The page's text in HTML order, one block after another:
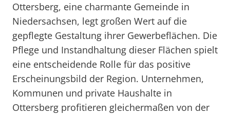
Ottersberg, eine charmante Gemeinde in
Niedersachsen, legt großen Wert auf die
gepflegte Gestaltung ihrer Gewerbeflächen. Die
Pflege und Instandhaltung dieser Flächen spielt
eine entscheidende Rolle für das positive
Erscheinungsbild der Region. Unternehmen,
Kommunen und private Haushalte in
Ottersberg profitieren gleichermaßen von der